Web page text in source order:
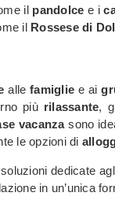
il pandolce e i
il Rossese di
allefamiglie e ai
più rilassante,
vacanzasono
le opzioni di
dedicate
in un’unica